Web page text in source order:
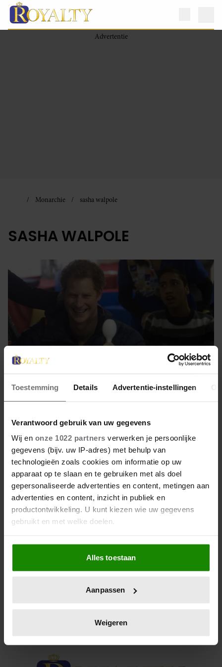
Toestemming Details Advertentie-instellingen
Verantwoord gebruik van uw gegevens
Wij en onze 1022 partners verwerken je persoonlijke
gegevens (bijv. uw IP-adres) met behulp van
technologieën zoals cookies om informatie op uw
apparaat op te slaan en te gebruiken met als doel
gepersonaliseerde advertenties en content, metingen aan
advertenties en content, inzicht in publiek en
productontwikkeling. U kunt kiezen wie uw gegevens
gebruikt en met welke doelen.
Als u het toestaat, willen we ook graag:
Informatie verzamelen over uw geografische
locatie, die tot een paar meter nauwkeurig kan zijn
scannen op specifieke eigenschappen (fingerprinting)
verwerkt en stel uw voorkeuren in het
intrekken in de Cookieverklaring.
Alles toestaan
Aanpassen
Weigeren
Monarchie sasha walpole
SASHA WALPOLE
VROUW DIE HARRY
ONTMAAGDDE SPREEKT ZICH
UIT
Ze heet Sasha Walpole en is inmiddels 40, twee jaar
ouder dan de prins.